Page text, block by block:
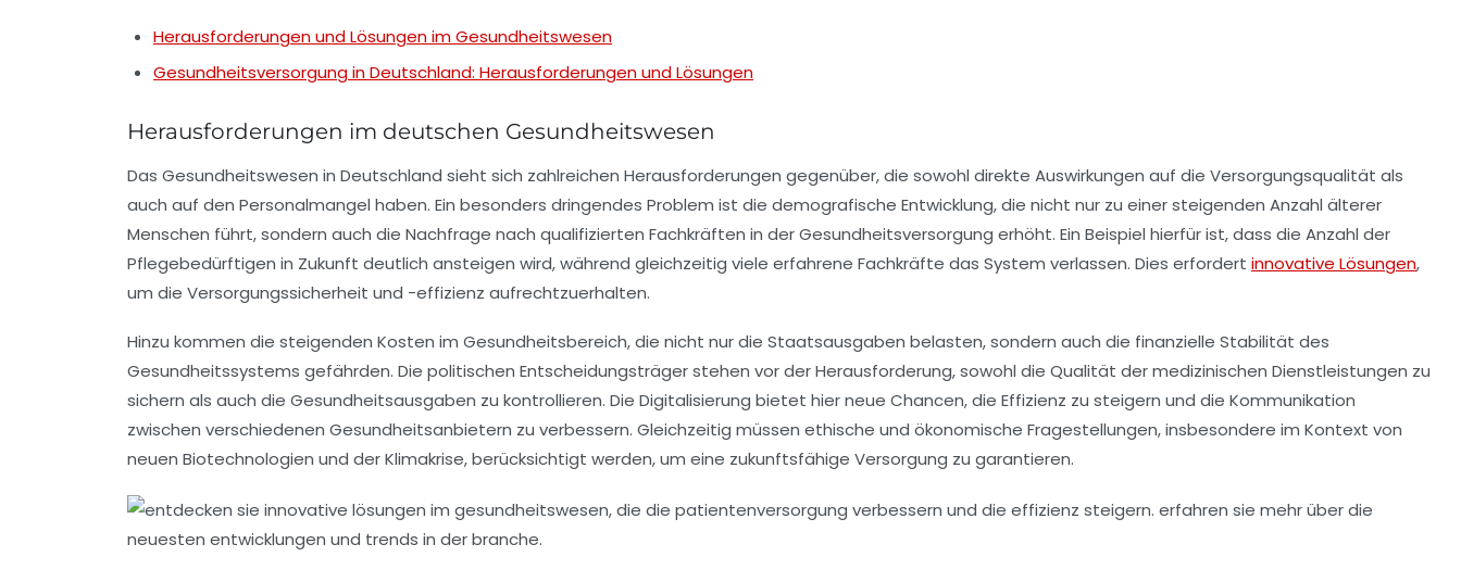
Herausforderungen und Lösungen im Gesundheitswesen
Gesundheitsversorgung in Deutschland: Herausforderungen und Lösungen
Herausforderungen im deutschen Gesundheitswesen
Das Gesundheitswesen in Deutschland sieht sich zahlreichen Herausforderungen gegenüber, die sowohl direkte Auswirkungen auf die Versorgungsqualität als
auch auf den Personalmangel haben. Ein besonders dringendes Problem ist die demografische Entwicklung, die nicht nur zu einer steigenden Anzahl älterer
Menschen führt, sondern auch die Nachfrage nach qualifizierten Fachkräften in derGesundheitsversorgung erhöht. Ein Beispiel hierfür ist, dass die Anzahl der
Pflegebedürftigen in Zukunft deutlich ansteigen wird, während gleichzeitig viele erfahrene Fachkräfte das System verlassen. Dies erfordert innovative Lösungen,
um die Versorgungssicherheit und -effizienz aufrechtzuerhalten.
Hinzu kommen die steigenden Kosten im Gesundheitsbereich, die nicht nur die Staatsausgaben belasten, sondern auch die finanzielle Stabilität des
Gesundheitssystems gefährden. Die politischen Entscheidungsträger stehen vor der Herausforderung, sowohl die Qualität der medizinischen Dienstleistungen zu
sichern als auch die Gesundheitsausgaben zu kontrollieren. Die Digitalisierung bietet hier neue Chancen, die Effizienz zu steigern und die Kommunikation
zwischen verschiedenen Gesundheitsanbietern zu verbessern. Gleichzeitig müssen ethische und ökonomische Fragestellungen, insbesondere im Kontext von
neuen Biotechnologien und derKlimakrise, berücksichtigt werden, um eine zukunftsfähige Versorgung zu garantieren.